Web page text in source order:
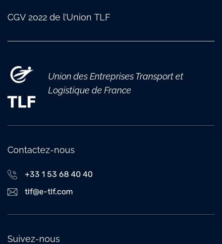
Union des Entreprises Transport et
Logistique de France
Contactez-nous
+33 1 53 68 40 40
tlf@e-tlf.com
Suivez-nous
CGV 2022 de l’Union TLF